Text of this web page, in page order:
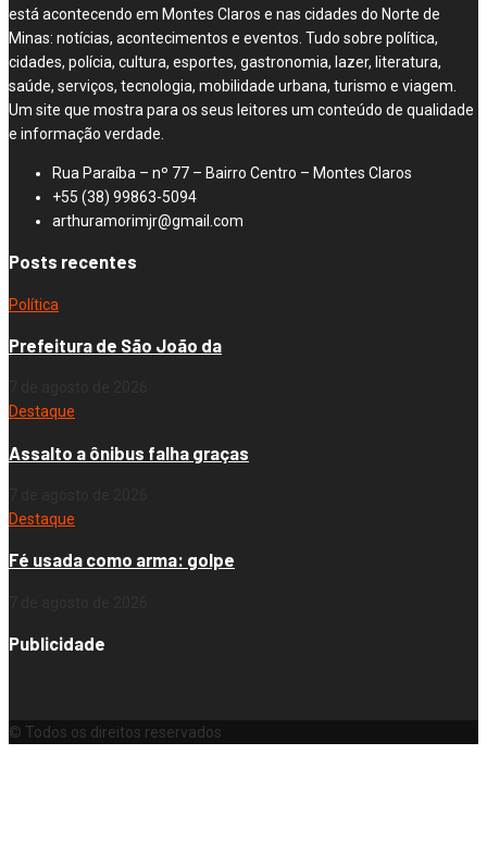
está acontecendo em Montes Claros e nas cidades do Norte de
Minas: notícias, acontecimentos e eventos. Tudo sobre política,
cidades, polícia, cultura, esportes, gastronomia, lazer, literatura,
saúde, serviços, tecnologia, mobilidade urbana, turismo e viagem.
Um site que mostra para os seus leitores um conteúdo de qualidade
e informação verdade.
Rua Paraíba – nº 77 – Bairro Centro – Montes Claros
+55 (38) 99863-5094
arthuramorimjr@gmail.com
Posts recentes
Política
Prefeitura de São João da
Destaque
Assalto a ônibus falha graças
Destaque
Fé usada como arma: golpe
Publicidade
© Todos os direitos reservados